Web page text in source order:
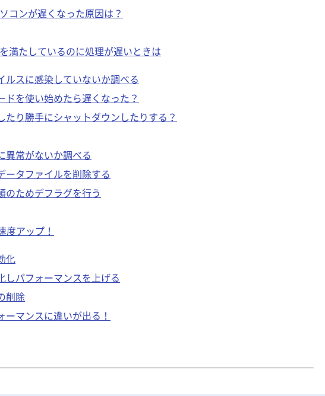
コンが遅くなった原因は？
満たしているのに処理が遅いときは
ルスに感染していないか調べる
ドを使い始めたら遅くなった？
たり勝手にシャットダウンしたりする？
異常がないか調べる
ータファイルを削除する
のためデフラグを行う
度アップ！
化
しパフォーマンスを上げる
削除
マンスに違いが出る！